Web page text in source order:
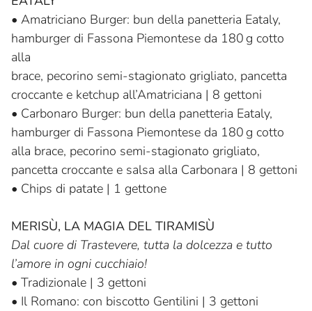
• Amatriciano Burger: bun della panetteria Eataly,
hamburger di Fassona Piemontese da 180 g cotto
alla
brace, pecorino semi-stagionato grigliato, pancetta
croccante e ketchup all’Amatriciana | 8 gettoni
• Carbonaro Burger: bun della panetteria Eataly,
hamburger di Fassona Piemontese da 180 g cotto
alla brace, pecorino semi-stagionato grigliato,
pancetta croccante e salsa alla Carbonara | 8 gettoni
• Chips di patate | 1 gettone
MERISÙ, LA MAGIA DEL TIRAMISÙ
Dal cuore di Trastevere, tutta la dolcezza e tutto
l’amore in ogni cucchiaio!
• Tradizionale | 3 gettoni
• Il Romano: con biscotto Gentilini | 3 gettoni